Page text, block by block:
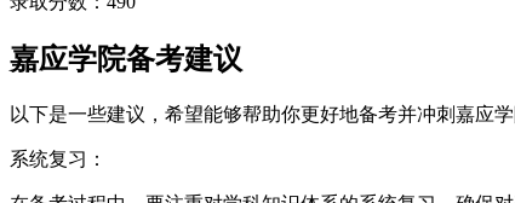
嘉应学院备考建议
以下是一些建议，希望能够帮助你更好地备考并冲刺嘉应学
系统复习：